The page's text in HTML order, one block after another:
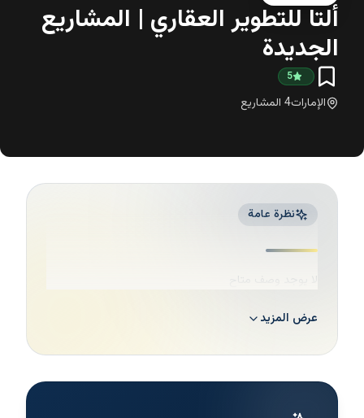
ألتا للتطوير العقاري | المشاريع
الجديدة
5
الإمارات4 المشاريع
نظرة عامة
لا يوجد وصف متاح
عرض المزيد